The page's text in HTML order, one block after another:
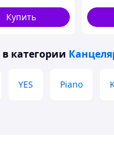
Купить
в категории
YES Piano